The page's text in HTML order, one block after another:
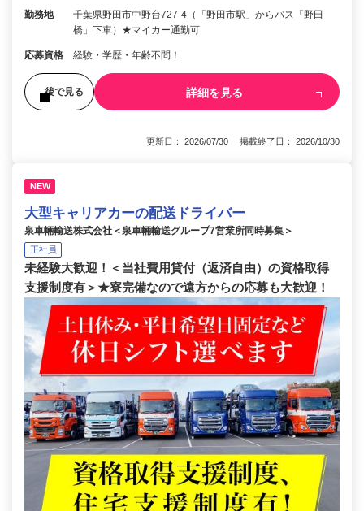
勤務地
千葉県野田市中野台727-4（「野田市駅」からバス「野田
橋」下車）★マイカー通勤可
応募資格 経験・学歴・年齢不問！
後で見る 詳細を見る
更新日： 2026/07/30 掲載終了日： 2026/10/30
NEW
大型キャリアカーの配送ドライバー
泉車輛輸送株式会社＜泉車輛輸送グループ7営業所同時募集＞
正社員
未経験大歓迎！＜当社費用貸付（返済自由）の資格取得
支援制度有＞★寮完備なので遠方からの応募も大歓迎！